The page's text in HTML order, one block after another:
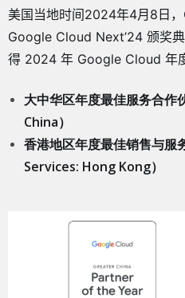
美国当地时间2024年4月8日
Google Cloud Next’24 颁奖
得 2024 年 Google Cloud 年
大中华区年度最佳服务合
China）
香港地区年度最佳销售与服
Services: Hong Kong）